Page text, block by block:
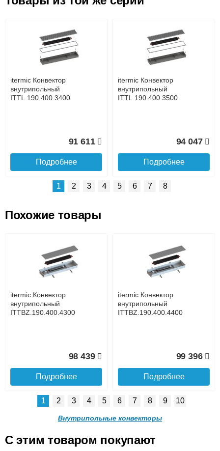
Оставьте отзыв
услуга платная
Наличный расчёт
Банковской картой на сайте в режиме реального
времени
Банковской картой при получении товара как при
Интернет-деньгами (Yandex-деньги, Web-money,
Qiwi-кошельки и другие).
Безналичный расчёт (возможно и с НДС)
itermic Конвектор
внутрипольный
ITTL.190.400.3400
91 611
Подробнее
itermic Конвектор
внутрипольный
ITTL.190.400.3500
94 047
Подробнее
внутрипольный
ITTL.190.400.3600
внутрипольный
ITTL.190.400.3700
itermic Конвектор
внутрипольный
ITTL.190.400.3800
itermic Конвектор
ITTL.190.400.3900
1 2 3 4 5 6 7 8
Похожие товары
itermic Конвектор
внутрипольный
ITTBZ.190.400.4300
98 439
Подробнее
itermic Конвектор
внутрипольный
ITTBZ.190.400.4400
99 396
Подробнее
1 2 3 4 5 6 7 8 9 10
Внутрипольные конвекторы
C этим товаром покупают